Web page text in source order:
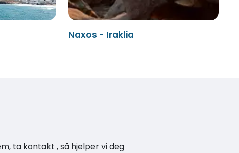
Naxos - Iraklia
ta kontakt , så hjelper vi deg